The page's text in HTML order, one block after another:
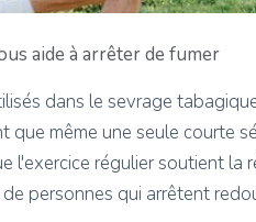
aide à arrêter de fumer
dans le sevrage
que même une seule courte
l'exercice régulier soutient la
personnes qui arrêtent